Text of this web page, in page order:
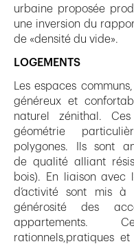
urbaine proposée
une inversion du
de «densité du vide».
LOGEMENTS
Les espaces
généreux et
naturel zénithal.
géométrie
polygones. Ils sont
de qualité alliant
bois). En liaison avec
d’activité sont mis à
générosité des
appartements.
rationnels,pratiques